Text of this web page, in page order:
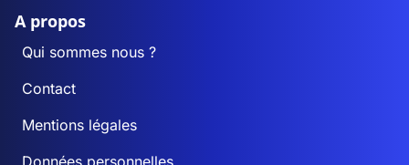
A propos
Qui sommes nous ?
Contact
Mentions légales
Données personnelles